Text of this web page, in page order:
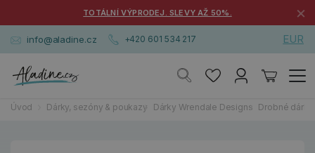
TOTÁLNÍ VÝPRODEJ. SLEVY AŽ 50%. ×
info@aladine.cz +420 601 534 217 EUR
Úvod Dárky, sezóny & poukazy Dárky Wrendale Designs Drobné dárky